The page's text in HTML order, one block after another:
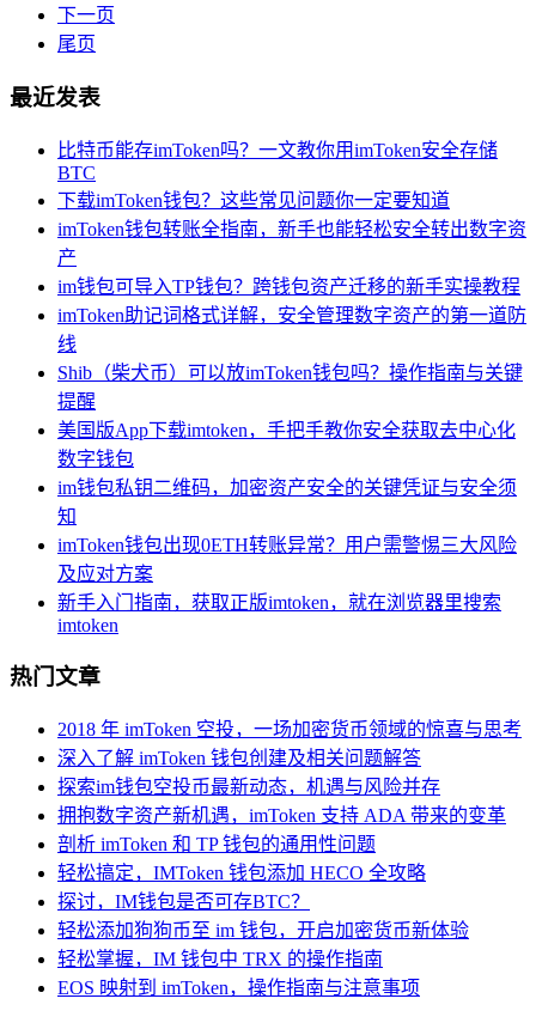
下一页
尾页
最近发表
比特币能存imToken吗？一文教你用imToken安全存储
BTC
下载imToken钱包？这些常见问题你一定要知道
imToken钱包转账全指南，新手也能轻松安全转出数字资
产
im钱包可导入TP钱包？跨钱包资产迁移的新手实操教程
imToken助记词格式详解，安全管理数字资产的第一道防
线
Shib（柴犬币）可以放imToken钱包吗？操作指南与关键
提醒
美国版App下载imtoken，手把手教你安全获取去中心化
数字钱包
im钱包私钥二维码，加密资产安全的关键凭证与安全须
知
imToken钱包出现0ETH转账异常？用户需警惕三大风险
及应对方案
新手入门指南，获取正版imtoken，就在浏览器里搜索
imtoken
热门文章
2018 年 imToken 空投，一场加密货币领域的惊喜与思考
深入了解 imToken 钱包创建及相关问题解答
探索im钱包空投币最新动态，机遇与风险并存
拥抱数字资产新机遇，imToken 支持 ADA 带来的变革
剖析 imToken 和 TP 钱包的通用性问题
轻松搞定，IMToken 钱包添加 HECO 全攻略
探讨，IM钱包是否可存BTC？
轻松添加狗狗币至 im 钱包，开启加密货币新体验
轻松掌握，IM 钱包中 TRX 的操作指南
EOS 映射到 imToken，操作指南与注意事项